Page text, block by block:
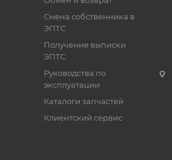
Смена собственника в
ЭПТС
Получение выписки
ЭПТС
Руководства по
эксплуатации
Каталоги запчастей
Клиентский сервис